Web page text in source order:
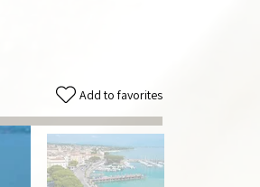
Add to favorites